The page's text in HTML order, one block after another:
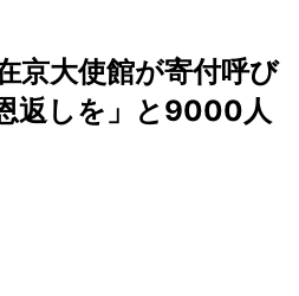
京大使館が寄付呼び
返しを」と9000人